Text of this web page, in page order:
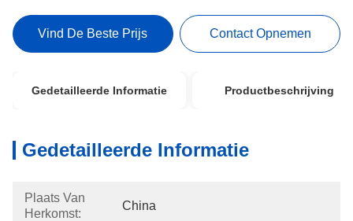
Vind De Beste Prijs Contact Opnemen
Gedetailleerde Informatie Productbeschrijving
Gedetailleerde Informatie
Plaats Van
Herkomst:
China